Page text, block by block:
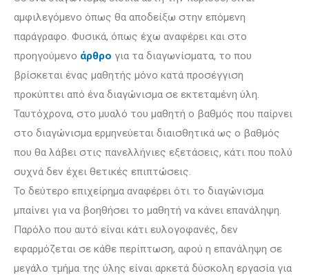
αμφιλεγόμενο όπως θα αποδείξω στην επόμενη
παράγραφο. Φυσικά, όπως έχω αναφέρει και στο
προηγούμενο άρθρο για τα διαγωνίσματα, το που
βρίσκεται ένας μαθητής μόνο κατά προσέγγιση
προκύπτει από ένα διαγώνισμα σε εκτεταμένη ύλη.
Ταυτόχρονα, στο μυαλό του μαθητή ο βαθμός που παίρνει
στο διαγώνισμα ερμηνεύ­εται διαισθητικά ως ο βαθμός
που θα λάβει στις πανελλήνιες εξετάσεις, κάτι που πολύ
συχνά δεν έχει θετικές επιπτώσεις.
Το δεύτερο επιχείρημα αναφέρει ότι το διαγώνισμα
μπαίνει για να βοηθήσει το μαθητή να κάνει επανάληψη.
Παρόλο που αυτό είναι κάτι ευλογοφανές, δεν
εφαρμόζεται σε κάθε περίπτωση, αφού η επανάληψη σε
με­γά­λο τμήμα της ύλης είναι αρκετά δύσκολη εργασία για